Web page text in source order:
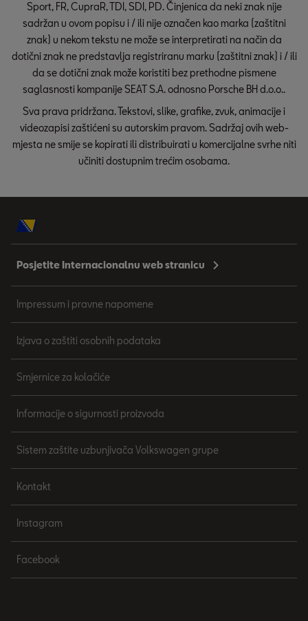
Sport, FR, CupraR, TDI, SDI, PD. Činjenica da neki znak nije
sadržan u ovom popisu i / ili nije označen kao marka (zaštitni
znak) u nekom tekstu ne može se interpretirati na način da
dotični znak ne predstavlja registriranu marku (zaštitni znak) i / ili
da se dotični znak može koristiti bez prethodne pismene
saglasnosti kompanije SEAT S.A. odnosno Porsche BH d.o.o..
Sva prava pridržana. Tekstovi, slike, grafike, zvuk, animacije i
videozapisi zaštićeni su autorskim pravom. Sadržaj ovih web-
mjesta ne smije se kopirati ili distribuirati u komercijalne svrhe niti
učiniti dostupnim trećim osobama.
Posjetite Internacionalnu web stranicu
Impressum i pravne napomene
Izjava o zaštiti osobnih podataka
Smjernice za kolačiće
Informacije o sigurnosti proizvoda
Sistem zaštite uzbunjivača Volkswagen grupe
Kontakt
Instagram
Facebook